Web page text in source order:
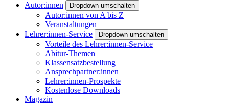
Autor:innen
Dropdown umschalten
Autor:innen von A bis Z
Veranstaltungen
Lehrer:innen-Service
Dropdown umschalten
Vorteile des Lehrer:innen-Service
Abitur-Themen
Klassensatzbestellung
Ansprechpartner:innen
Lehrer:innen-Prospekte
Kostenlose Downloads
Magazin